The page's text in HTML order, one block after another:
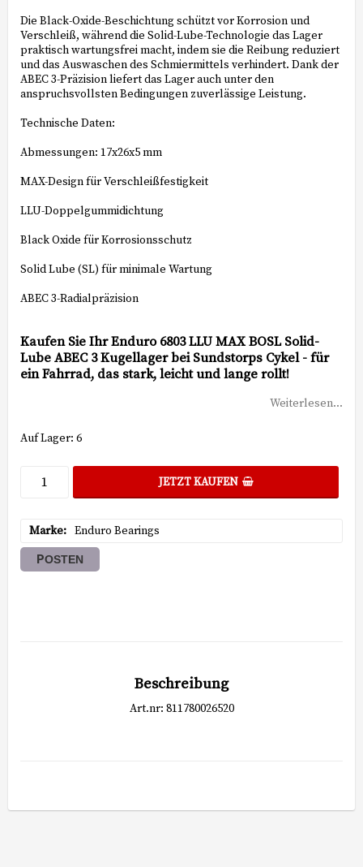
Die Black-Oxide-Beschichtung schützt vor Korrosion und
Verschleiß, während die Solid-Lube-Technologie das Lager
praktisch wartungsfrei macht, indem sie die Reibung reduziert
und das Auswaschen des Schmiermittels verhindert. Dank der
ABEC 3-Präzision liefert das Lager auch unter den
anspruchsvollsten Bedingungen zuverlässige Leistung.
Technische Daten:
Abmessungen: 17x26x5 mm
MAX-Design für Verschleißfestigkeit
LLU-Doppelgummidichtung
Black Oxide für Korrosionsschutz
Solid Lube (SL) für minimale Wartung
ABEC 3-Radialpräzision
Kaufen Sie Ihr Enduro 6803 LLU MAX BOSL Solid-
Lube ABEC 3 Kugellager bei Sundstorps Cykel - für
ein Fahrrad, das stark, leicht und lange rollt!
Weiterlesen...
Auf Lager: 6
JETZT KAUFEN
Marke Enduro Bearings
POSTEN
Beschreibung
Art.nr: 811780026520